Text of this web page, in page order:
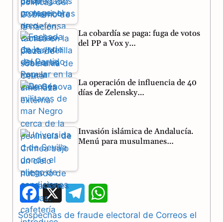
La cobardía se paga: fuga de votos
del PP a Vox y…
La operación de influencia de 40
días de Zelensky…
Invasión islámica de Andalucía.
Menú para musulmanes…
F
a
e
h
Sospechas de fraude electoral de Correos el